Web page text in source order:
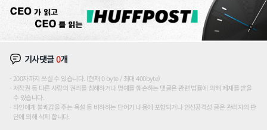
기사댓글0개
200자까지 쓰실 수 있습니다. (현재 0 byte / 최대 400byte)
저작권 등 다른 사람의 권리를 침해하거나 명예를 훼손하는 댓글은 관련 법률에 의해 제재를 받을
수 있습니다.
타인에게 불쾌감을 주는 욕설 등 비하하는 단어가 내용에 포함되거나 인신공격성 글은 관리자의 판
단에 의해 삭제 합니다.